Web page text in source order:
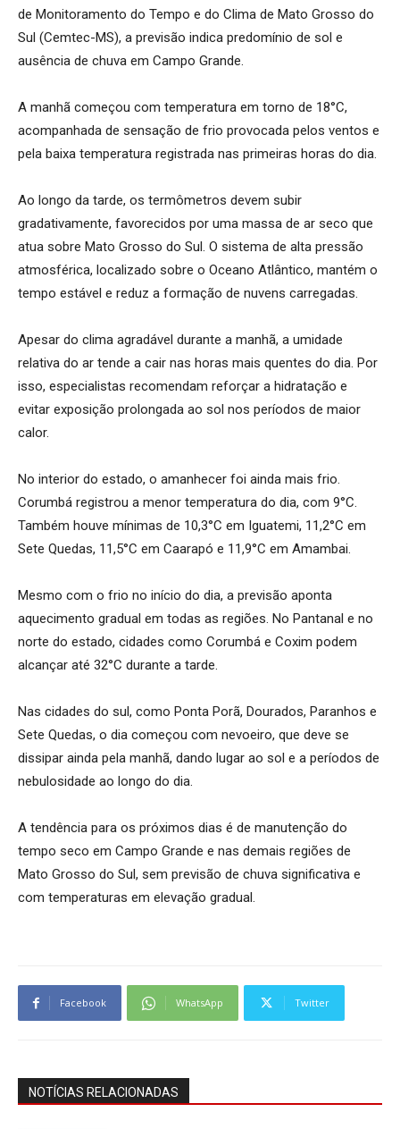
de Monitoramento do Tempo e do Clima de Mato Grosso do
Sul (Cemtec-MS), a previsão indica predomínio de sol e
ausência de chuva em Campo Grande.
A manhã começou com temperatura em torno de 18°C,
acompanhada de sensação de frio provocada pelos ventos e
pela baixa temperatura registrada nas primeiras horas do dia.
Ao longo da tarde, os termômetros devem subir
gradativamente, favorecidos por uma massa de ar seco que
atua sobre Mato Grosso do Sul. O sistema de alta pressão
atmosférica, localizado sobre o Oceano Atlântico, mantém o
tempo estável e reduz a formação de nuvens carregadas.
Apesar do clima agradável durante a manhã, a umidade
relativa do ar tende a cair nas horas mais quentes do dia. Por
isso, especialistas recomendam reforçar a hidratação e
evitar exposição prolongada ao sol nos períodos de maior
calor.
No interior do estado, o amanhecer foi ainda mais frio.
Corumbá registrou a menor temperatura do dia, com 9°C.
Também houve mínimas de 10,3°C em Iguatemi, 11,2°C em
Sete Quedas, 11,5°C em Caarapó e 11,9°C em Amambai.
Mesmo com o frio no início do dia, a previsão aponta
aquecimento gradual em todas as regiões. No Pantanal e no
norte do estado, cidades como Corumbá e Coxim podem
alcançar até 32°C durante a tarde.
Nas cidades do sul, como Ponta Porã, Dourados, Paranhos e
Sete Quedas, o dia começou com nevoeiro, que deve se
dissipar ainda pela manhã, dando lugar ao sol e a períodos de
nebulosidade ao longo do dia.
A tendência para os próximos dias é de manutenção do
tempo seco em Campo Grande e nas demais regiões de
Mato Grosso do Sul, sem previsão de chuva significativa e
com temperaturas em elevação gradual.
Facebook WhatsApp Twitter
NOTÍCIAS RELACIONADAS